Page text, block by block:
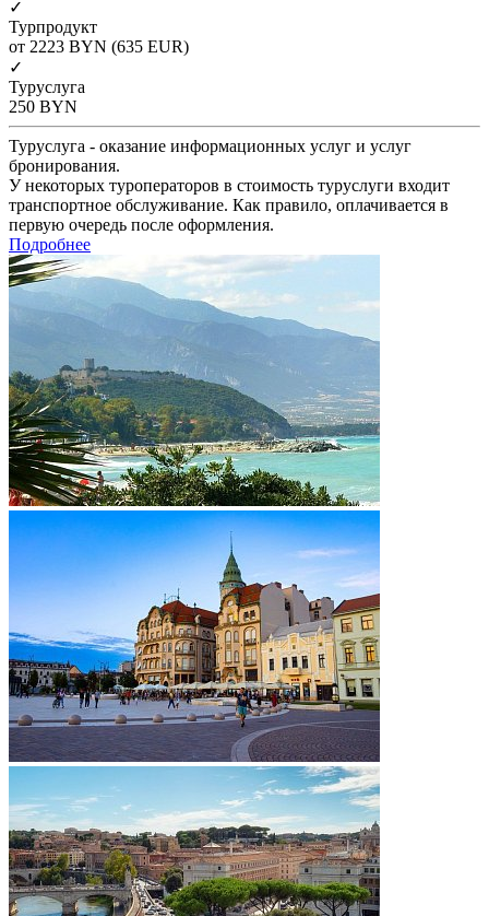
✓
Турпродукт
от 2223 BYN (635 EUR)
✓
Туруслуга
250 BYN
Туруслуга - оказание информационных услуг и услуг
бронирования.
У некоторых туроператоров в стоимость туруслуги входит
транспортное обслуживание. Как правило, оплачивается в
первую очередь после оформления.
Подробнее